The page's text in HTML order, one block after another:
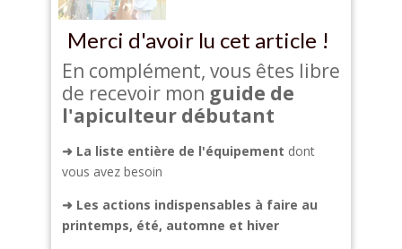
Merci d'avoir lu cet article !
En complément, vous êtes libre
de recevoir mon guide de
l'apiculteur débutant
➜ La liste entière de l'équipement dont
vous avez besoin
➜Les actions indispensables à faire au
printemps, été, automne et hiver